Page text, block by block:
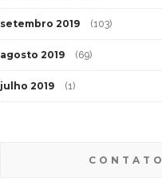
setembro 2019 (103)
agosto 2019 (69)
julho 2019 (1)
CONTATO